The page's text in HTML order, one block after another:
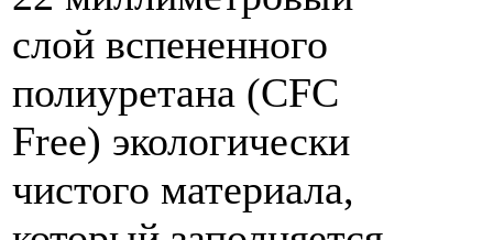
слой вспененного
полиуретана (CFC
Free) экологически
чистого материала,